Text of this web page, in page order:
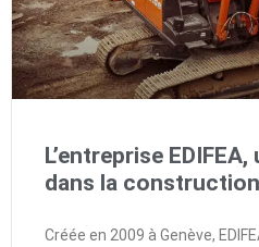
L’entreprise
dans la
Créée en 2009 à Genève,